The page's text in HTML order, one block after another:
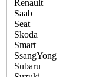
Renault
Saab
Seat
Skoda
Smart
SsangYong
Subaru